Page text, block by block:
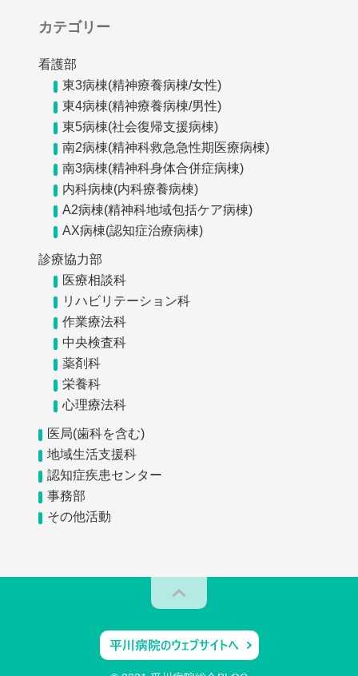
カテゴリー
看護部
東3病棟(精神療養病棟/女性)
東4病棟(精神療養病棟/男性)
東5病棟(社会復帰支援病棟)
南2病棟(精神科救急急性期医療病棟)
南3病棟(精神科身体合併症病棟)
内科病棟(内科療養病棟)
A2病棟(精神科地域包括ケア病棟)
AX病棟(認知症治療病棟)
診療協力部
医療相談科
リハビリテーション科
作業療法科
中央検査科
薬剤科
栄養科
心理療法科
医局(歯科を含む)
地域生活支援科
認知症疾患センター
事務部
その他活動